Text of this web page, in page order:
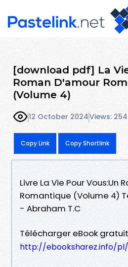
[download pdf] La
Roman D'amour
(Volume 4)
12 October 2024Views: 254
Copy Link Copy Shortlink
Livre La Vie Pour Vous:Un
Romantique (Volume 4)
- Abraham T.C
Télécharger eBook
http://ebooksharez.info/pl/